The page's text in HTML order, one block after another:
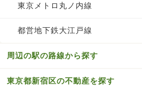
東京メトロ丸ノ内線
都営地下鉄大江戸線
周辺の駅の路線から探す
東京都新宿区の不動産を探す